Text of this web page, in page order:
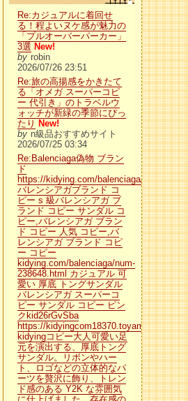
Re:カジュアルに着回せ
る！程よいヌケ感が魅力の
「プルオーバーパーカー」
3選 New!
by robin
2026/07/26 23:51
Re:旅の高揚感をかきたて
る「オメガ スーパーコピ
ー 代引き」のトラベルウ
ォッチが新緑の季節にぴっ
たり New!
by n級品おすすめサイト
2026/07/25 03:34
Re:Balenciaga偽物 ブラン
ド
https://kidying.com/balenciaga/
バレンシアガブランド コ
ピー s 級バレンシアガ ブ
ランド コピー サンダル コ
ピー,バレンシアガ ブラン
ド コピー 人気 コピー,バ
レンシアガ ブランド コピ
ー コピー
kidying.com/balenciaga/num-
238648.html カジュアル 可
愛い 厚底 トングサンダル
バレンシアガ スーパーコ
ピー サンダル コピー ピン
クkid26rGvSba
https://kidyingcom18370.toyamaru.com/
kidyingコピー大人可愛い足
元を演出する、厚底トング
サンダル。リボンやハー
ト、ロゴなどの立体的なパ
ーツを贅沢に飾り、トレン
ド感のある Y2K な雰囲気